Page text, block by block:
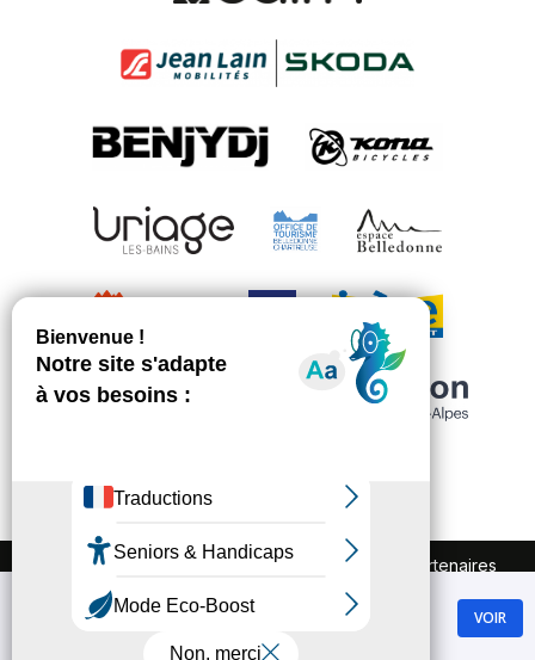
Recrutement Marchés publics
Partenaires
Mentions légales
Politique de confidentialité
Conditions Générales de Vente
Gestion des cookies
Chamrousse
GRATUIT - Sur Google Play VOIR